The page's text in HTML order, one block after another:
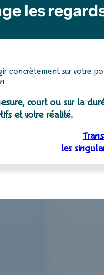
les
concrètement sur votre
court ou sur la
et votre réalité.
les